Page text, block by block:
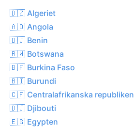
🇩🇿 Algeriet
🇦🇴 Angola
🇧🇯 Benin
🇧🇼 Botswana
🇧🇫 Burkina Faso
🇧🇮 Burundi
🇨🇫 Centralafrikanska republiken
🇩🇯 Djibouti
🇪🇬 Egypten